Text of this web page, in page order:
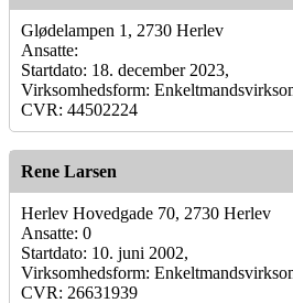
Glødelampen 1, 2730 Herlev
Ansatte:
Startdato: 18. december 2023,
Virksomhedsform:
CVR: 44502224
Rene Larsen
Herlev Hovedgade 70, 2730 Herlev
Ansatte: 0
Startdato: 10. juni 2002,
Virksomhedsform:
CVR: 26631939